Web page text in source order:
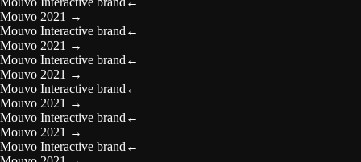
Mouvo 2021 →
Mouvo Interactive brand ←
Mouvo 2021 →
Mouvo Interactive brand ←
Mouvo 2021 →
Mouvo Interactive brand ←
Mouvo 2021 →
Mouvo Interactive brand ←
Mouvo 2021 →
Mouvo Interactive brand ←